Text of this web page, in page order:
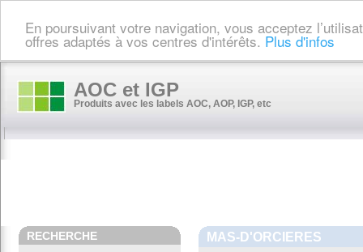
En poursuivant votre navigation, vous acceptez
offres adaptés à vos centres d'intérêts. Plus d'infos
AOC et IGP
Produits avec les labels AOC, AOP, IGP, etc
RECHERCHE MAS-D'ORCIERES